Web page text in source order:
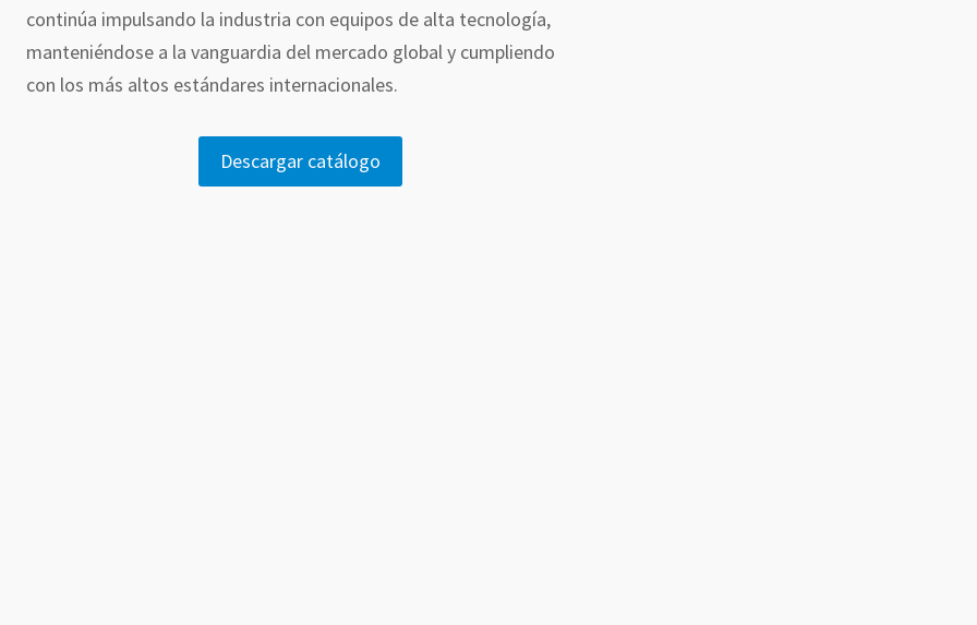
continúa impulsando la industria con equipos de alta tecnología,
manteniéndose a la vanguardia del mercado global y cumpliendo
con los más altos estándares internacionales.
Descargar catálogo